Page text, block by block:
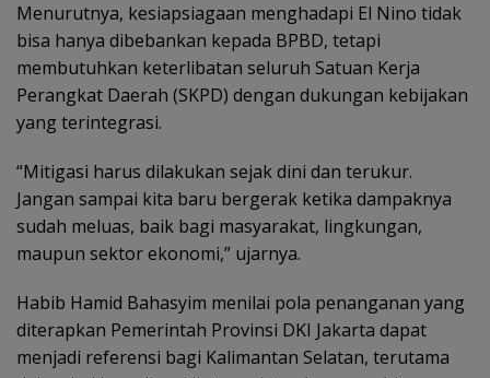
Menurutnya, kesiapsiagaan menghadapi El Nino tidak
bisa hanya dibebankan kepada BPBD, tetapi
membutuhkan keterlibatan seluruh Satuan Kerja
Perangkat Daerah (SKPD) dengan dukungan kebijakan
yang terintegrasi.
“Mitigasi harus dilakukan sejak dini dan terukur.
Jangan sampai kita baru bergerak ketika dampaknya
sudah meluas, baik bagi masyarakat, lingkungan,
maupun sektor ekonomi,” ujarnya.
Habib Hamid Bahasyim‎ menilai pola penanganan yang
diterapkan Pemerintah Provinsi DKI Jakarta dapat
menjadi referensi bagi Kalimantan Selatan, terutama